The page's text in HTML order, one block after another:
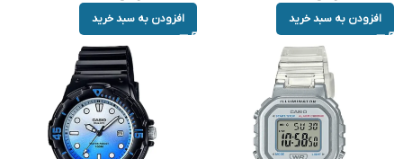
افزودن به سبد خرید افزودن به سبد خرید